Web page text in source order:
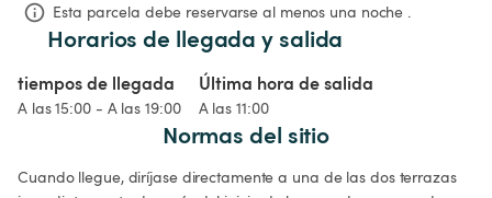
Esta parcela debe reservarse al menos una noche .
Horarios de llegada y salida
tiempos de llegada
A las 15:00 - A las 19:00
Última hora de salida
A las 11:00
Normas del sitio
Cuando llegue, diríjase directamente a una de las dos terrazas